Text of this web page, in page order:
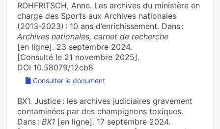
ROHFRITSCH, Anne. Les archives du ministère en
charge des Sports aux Archives nationales
(2013-2023) : 10 ans d’enrichissement. Dans :
Archives nationales, carnet de recherche
[en ligne]. 23 septembre 2024.
[Consulté le 21 novembre 2025].
DOI 10.58079/12cb8
Consulter le document
BX1. Justice : les archives judiciaires gravement
contaminées par des champignons toxiques.
Dans : BX1 [en ligne]. 17 septembre 2024.